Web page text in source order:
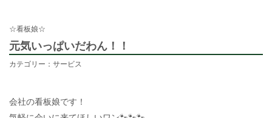
☆看板娘☆
元気いっぱいだわん！！
カテゴリー：サービス
会社の看板娘です！